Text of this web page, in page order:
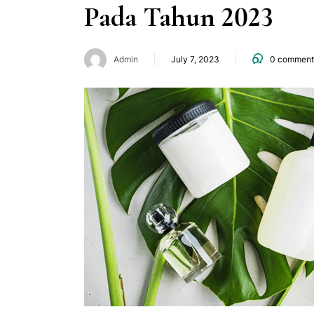
Pada Tahun 2023
Admin July 7, 2023 0